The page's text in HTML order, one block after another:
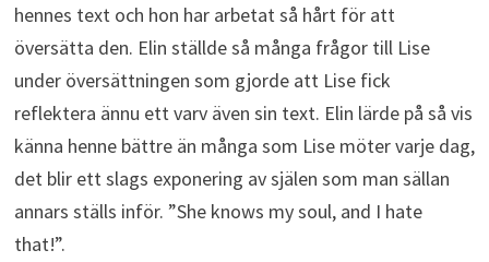
hennes text och hon har arbetat så hårt för att
översätta den. Elin ställde så många frågor till Lise
under översättningen som gjorde att Lise fick
reflektera ännu ett varv även sin text. Elin lärde på så vis
känna henne bättre än många som Lise möter varje dag,
det blir ett slags exponering av själen som man sällan
annars ställs inför. ”She knows my soul, and I hate
that!”.